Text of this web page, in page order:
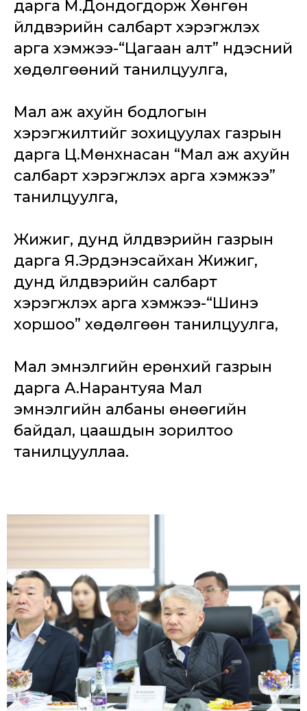
дарга М.Дондогдорж Хөнгөн
үйлдвэрийн салбарт хэрэгжүүлэх
арга хэмжээ-“Цагаан алт” үндэсний
хөдөлгөөний танилцуулга,
Мал аж ахуйн бодлогын
хэрэгжилтийг зохицуулах газрын
дарга Ц.Мөнхнасан “Мал аж ахуйн
салбарт хэрэгжүүлэх арга хэмжээ”
танилцуулга,
Жижиг, дунд үйлдвэрийн газрын
дарга Я.Эрдэнэсайхан Жижиг,
дунд үйлдвэрийн салбарт
хэрэгжүүлэх арга хэмжээ-“Шинэ
хоршоо” хөдөлгөөн танилцуулга,
Мал эмнэлгийн ерөнхий газрын
дарга А.Нарантуяа Мал
эмнэлгийн албаны өнөөгийн
байдал, цаашдын зорилтоо
танилцууллаа.